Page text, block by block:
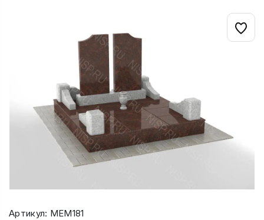
Артикул: МЕМ181